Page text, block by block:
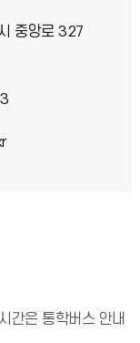
중앙로 327
간은 통학버스 안내